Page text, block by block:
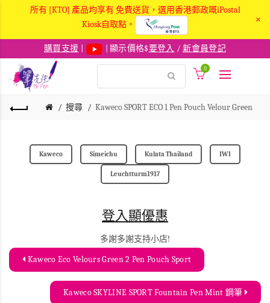
所有 [KTO] 產品均享有 免費送貨，選用香港郵政嘅iPostal
Kiosk自取點。
×
購買支援 | 顯示價格$要登入 /新會員登記
0
搜尋 Kaweco SPORT ECO 1 Pen Pouch Velour Green
Kaweco Simeichu Kulata Thailand IWI
Leuchtturm1917
登入顯優惠
多謝多謝支持小店!
Kaweco Eco Velours Green 2 Pen Pouch Sport
Kaweco SKYLINE SPORT Fountain Pen Mint 鋼筆